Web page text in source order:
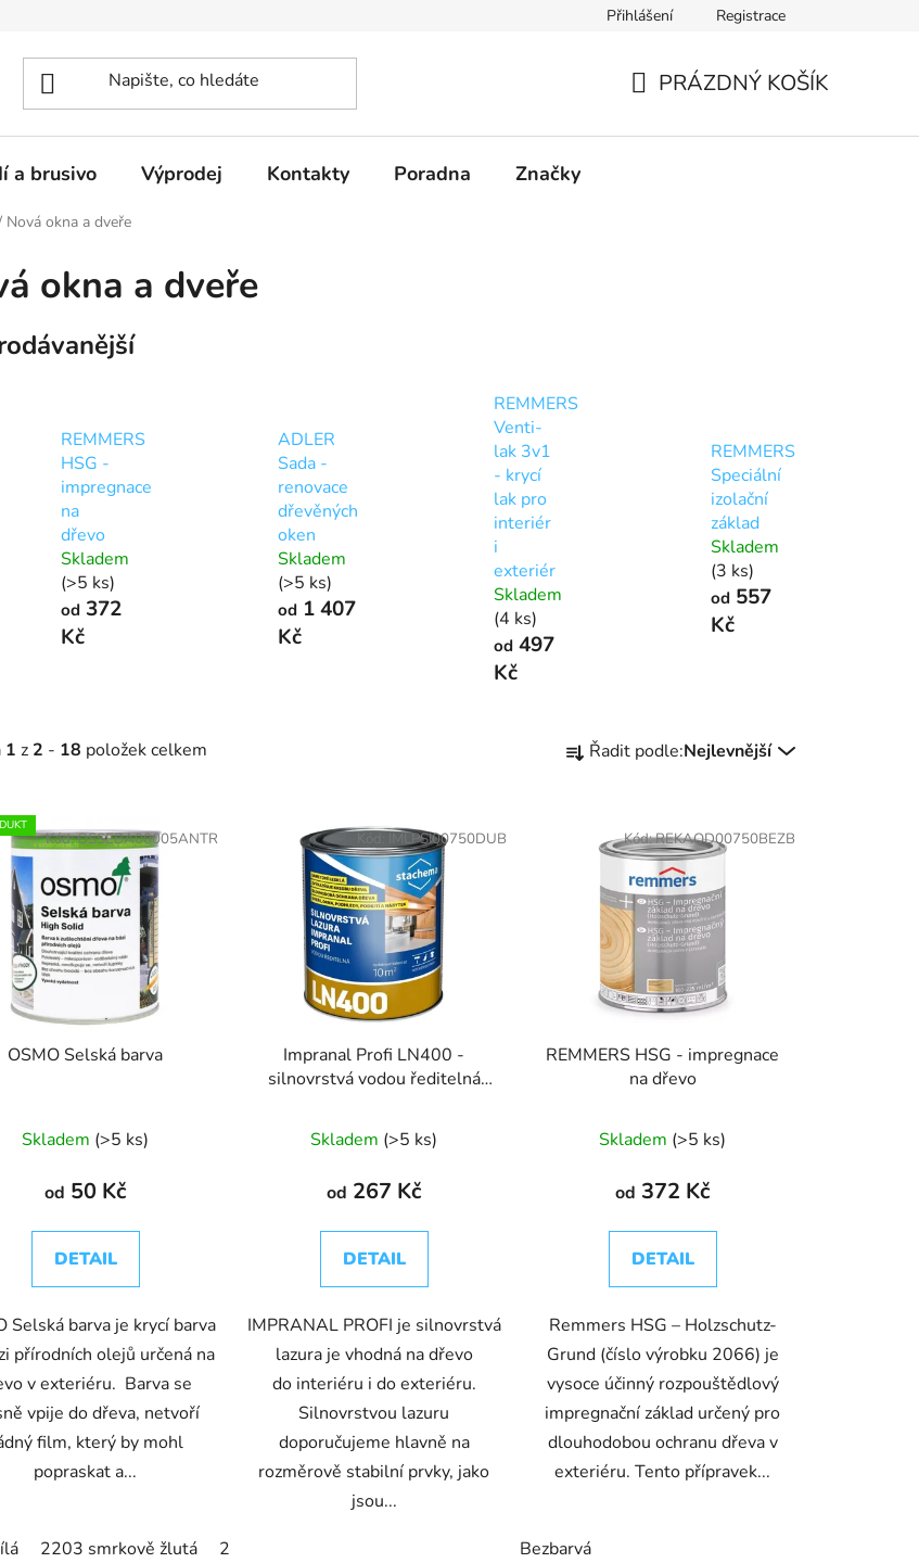
Přihlášení Registrace
PRÁZDNÝ KOŠÍK
a brusivo Výprodej Kontakty Poradna Značky
Nová okna a dveře
okna a dveře
REMMERS
HSG -
impregnace
na
dřevo
Skladem
(>5 ks)
od 372
Kč
ADLER
Sada -
renovace
dřevěných
oken
Skladem
(>5 ks)
od1 407
Kč
REMMERS
Venti-
lak 3v1
- krycí
lak pro
interiér
i
exteriér
Skladem
(4 ks)
od 497
Kč
REMMERS
Speciální
izolační
základ
Skladem
(3 ks)
od557
Kč
1 z 2 - 18 položek celkem
a
k
Řadit podle:Nejlevnější
OSMO Selská barva
Skladem (>5 ks)
od 50 Kč
DETAIL
Selská barva je krycí barva
přírodních olejů určená na
v exteriéru. Barva se
vpije do dřeva, netvoří
film, který by mohl
popraskat a...
2203 smrkově žlutá 2204 slonová kost 2205 slunečně žlutá 2308 nordicky červená
Kód:OSSEBA00005ANTR
Impranal Profi LN400 -
silnovrstvá vodou ředitelná
Skladem (>5 ks)
od 267 Kč
DETAIL
IMPRANAL PROFI je silnovrstvá
lazura je vhodná na dřevo
do interiéru i do exteriéru.
Silnovrstvou lazuru
doporučujeme hlavně na
rozměrově stabilní prvky, jako
jsou...
IMLPSI00750DUB
REMMERS HSG - impregnace
na dřevo
Skladem (>5 ks)
od 372 Kč
DETAIL
Remmers HSG – Holzschutz-
Grund (číslo výrobku 2066) je
vysoce účinný rozpouštědlový
impregnační základ určený pro
dlouhodobou ochranu dřeva v
exteriéru. Tento přípravek...
Bezbarvá
Kód:REKAOD00750BEZB